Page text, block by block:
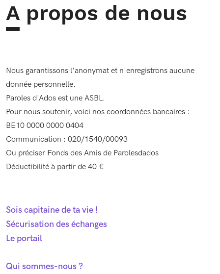
A propos de nous
Nous garantissons l'anonymat et n'enregistrons aucune
donnée personnelle.
Paroles d'Ados est une ASBL.
Pour nous soutenir, voici nos coordonnées bancaires :
BE10 0000 0000 0404
Communication : 020/1540/00093
Ou préciser Fonds des Amis de Parolesdados
Déductibilité à partir de 40 €
Sois capitaine de ta vie !
Sécurisation des échanges
Le portail
Qui sommes-nous ?